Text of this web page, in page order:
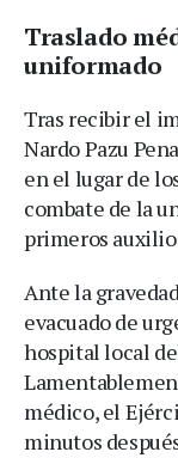
Traslado
uniformado
Tras recibir el
Nardo Pazu
en el lugar de
combate de la
primeros
Ante la
evacuado de
hospital local
médico, el
minutos